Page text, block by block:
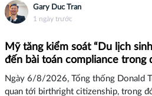
Gary Duc Tran
1 ngày trước
Mỹ tăng kiểm soát “Du lịch
đến bài toán compliance trong
Ngày 6/8/2026, Tổng thống Donald
quan tới birthright citizenship, trong